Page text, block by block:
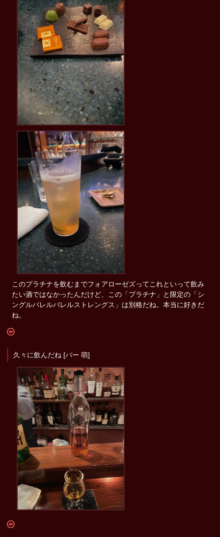
このプラチナを飲むまでフォアローゼズってこれといって飲み
たい酒ではなかったんだけど、この「プラチナ」と限定の「シ
ングルバレルバレルストレングス」は別格だね。本当に好きだ
ね。
久々に飲んだね [バー 萌]